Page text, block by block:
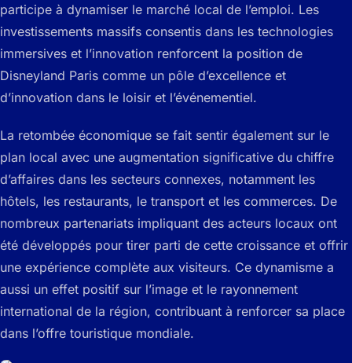
participe à dynamiser le marché local de l’emploi. Les
investissements massifs consentis dans les technologies
immersives et l’innovation renforcent la position de
Disneyland Paris comme un pôle d’excellence et
d’innovation dans le loisir et l’événementiel.
La retombée économique se fait sentir également sur le
plan local avec une augmentation significative du chiffre
d’affaires dans les secteurs connexes, notamment les
hôtels, les restaurants, le transport et les commerces. De
nombreux partenariats impliquant des acteurs locaux ont
été développés pour tirer parti de cette croissance et offrir
une expérience complète aux visiteurs. Ce dynamisme a
aussi un effet positif sur l’image et le rayonnement
international de la région, contribuant à renforcer sa place
dans l’offre touristique mondiale.